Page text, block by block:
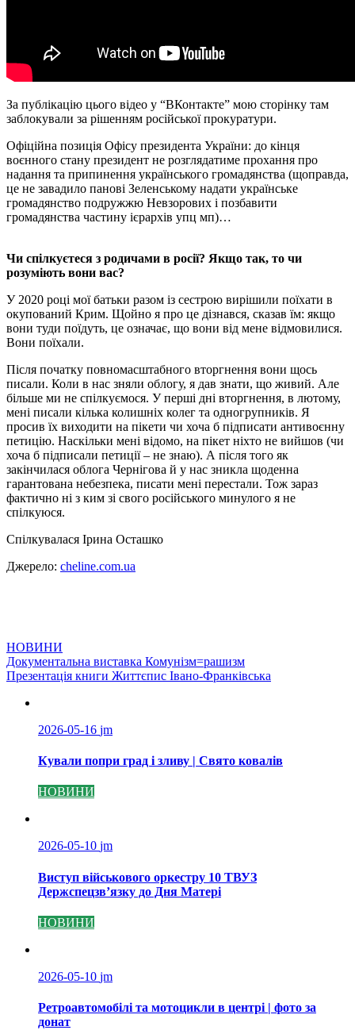
За публікацію цього відео у “ВКонтакте” мою сторінку там
заблокували за рішенням російської прокуратури.
Oфіційна позиція Офісу президента України: до кінця
воєнного стану президент не розглядатиме прохання про
надання та припинення українського громадянства (щоправда,
це не завадило панові Зеленському надати українське
громадянство подружжю Невзорових і позбавити
громадянства частину ієрархів упц мп)…
Чи спілкуєтеся з родичами в pосії? Якщо так, то чи
розуміють вони вас?
У 2020 році мої батьки разом із сестрою вирішили поїхати в
окупований Крим. Щойно я про це дізнався, сказав їм: якщо
вони туди поїдуть, це означає, що вони від мене відмовилися.
Вони поїхали.
Після початку повномасштабного вторгнення вони щось
писали. Коли в нас зняли облогу, я дав знати, що живий. Але
більше ми не спілкуємося. У перші дні вторгнення, в лютому,
мені писали кілька колишніх колег та одногрупників. Я
просив їх виходити на пікети чи хоча б підписати антивоєнну
петицію. Наскільки мені відомо, на пікет ніхто не вийшов (чи
хоча б підписали петиції – не знаю). А після того як
закінчилася облога Чернігова й у нас зникла щоденна
гарантована небезпека, писати мені перестали. Тож зараз
фактично ні з ким зі свого російського минулого я не
спілкуюся.
Спілкувалася Ірина Осташко
Джерело: cheline.com.ua
НОВИНИ
Навігація
записів
Документальна виставка Комунізм=рашизм
Презентація книги Життєпис Івано-Франківська
2026-05-16 jm
Кували попри град і зливу | Свято ковалів
НОВИНИ
2026-05-10 jm
Виступ військового оркестру 10 ТВУЗ
Держспецзв’язку до Дня Матері
НОВИНИ
2026-05-10 jm
Ретроавтомобілі та мотоцикли в центрі | фото за
донат